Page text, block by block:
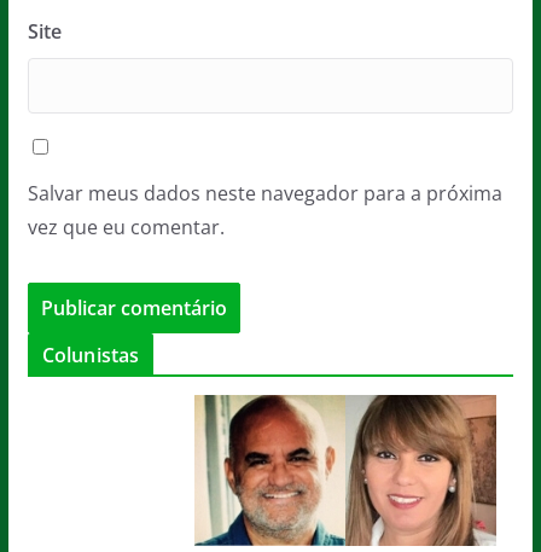
Site
Salvar meus dados neste navegador para a próxima
vez que eu comentar.
Colunistas